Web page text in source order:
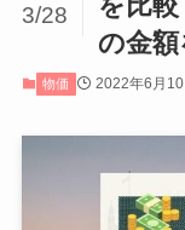
の金額
3/28
物価 2022年6月10